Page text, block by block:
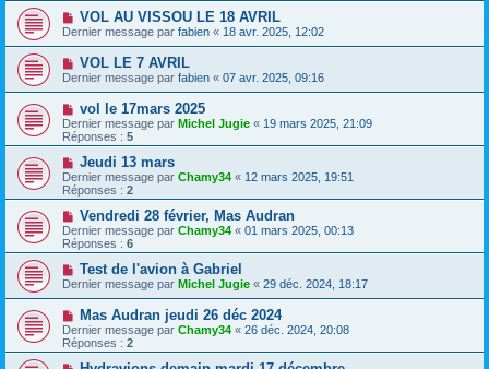
VOL AU VISSOU LE 18 AVRIL
Dernier message par fabien « 18 avr. 2025, 12:02
VOL LE 7 AVRIL
Dernier message par fabien « 07 avr. 2025, 09:16
vol le 17mars 2025
Dernier message par Michel Jugie « 19 mars 2025, 21:09
Réponses : 5
Jeudi 13 mars
Dernier message par Chamy34 « 12 mars 2025, 19:51
Réponses : 2
Vendredi 28 février, Mas Audran
Dernier message par Chamy34 « 01 mars 2025, 00:13
Réponses : 6
Test de l'avion à Gabriel
Dernier message par Michel Jugie « 29 déc. 2024, 18:17
Mas Audran jeudi 26 déc 2024
Dernier message par Chamy34 « 26 déc. 2024, 20:08
Réponses : 2